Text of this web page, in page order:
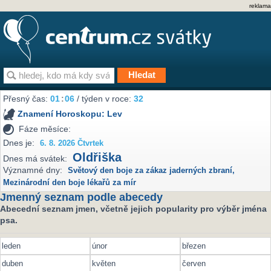
reklama
Přesný čas:01:06 / týden v roce:32
Znamení Horoskopu: Lev
Fáze měsíce:
Dnes je:
6. 8. 2026 Čtvrtek
Dnes má svátek: Oldřiška
Významné dny: Světový den boje za zákaz jaderných zbraní,
Mezinárodní den boje lékařů za mír
Jmenný seznam podle abecedy
Abecední seznam jmen, včetně jejich popularity pro výběr jména
psa.
leden únor
březen
duben
květen červen